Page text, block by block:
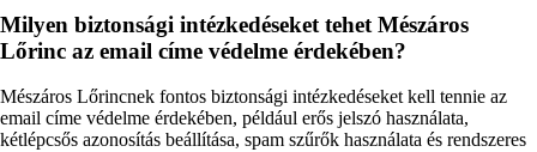
Milyen biztonsági intézkedéseket tehet Mészáros
Lőrinc az email címe védelme érdekében?
Mészáros Lőrincnek fontos biztonsági intézkedéseket kell tennie az
email címe védelme érdekében, például erős jelszó használata,
kétlépcsős azonosítás beállítása, spam szűrők használata és rendszeres